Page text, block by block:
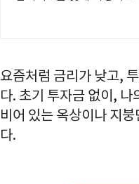
요즘처럼 금리가 낮고,
다. 초기 투자금 없이, 나
비어 있는 옥상이나 지
다.